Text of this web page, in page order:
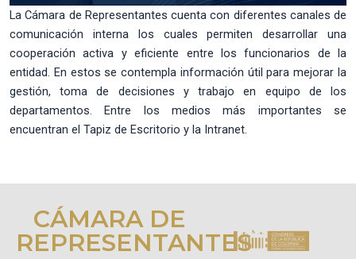
La Cámara de Representantes cuenta con diferentes canales de
comunicación interna los cuales permiten desarrollar una
cooperación activa y eficiente entre los funcionarios de la
entidad. En estos se contempla información útil para mejorar la
gestión, toma de decisiones y trabajo en equipo de los
departamentos. Entre los medios más importantes se
encuentran el Tapiz de Escritorio y la Intranet.
CÁMARA DE
REPRESENTANTES